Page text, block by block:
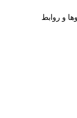
و روابط